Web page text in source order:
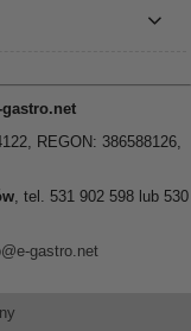
gastro.net
REGON: 386588126,
, tel. 531 902 598 lub 530
gastro.net